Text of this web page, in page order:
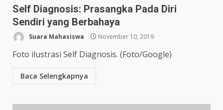
Self Diagnosis: Prasangka Pada Diri
Sendiri yang Berbahaya
Suara Mahasiswa November 10, 2019
Foto ilustrasi Self Diagnosis. (Foto/Google)
Baca Selengkapnya